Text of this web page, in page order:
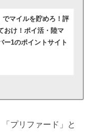
でマイルを貯めろ！評
おけ！ポイ活・陸マ
ー1のポイントサイト
プリファード」と